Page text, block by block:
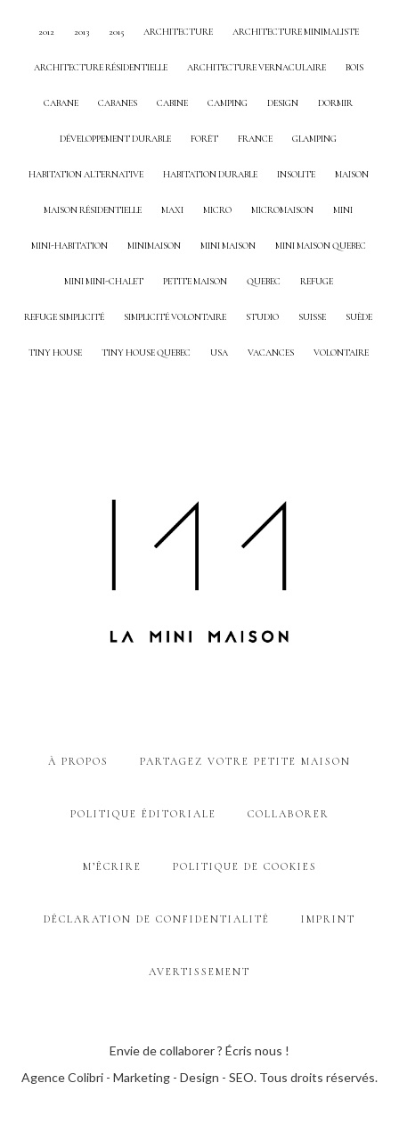
2012 2013 2015 ARCHITECTURE ARCHITECTURE MINIMALISTE
ARCHITECTURE RÉSIDENTIELLE ARCHITECTURE VERNACULAIRE BOIS
CABANE CABANES CABINE CAMPING DESIGN DORMIR
DÉVELOPPEMENT DURABLE FORÊT FRANCE GLAMPING
HABITATION ALTERNATIVE HABITATION DURABLE INSOLITE MAISON
MAISON RÉSIDENTIELLE MAXI MICRO MICROMAISON MINI
MINI-HABITATION MINIMAISON MINI MAISON MINI MAISON QUEBEC
MINI MINI-CHALET PETITE MAISON QUEBEC REFUGE
REFUGE SIMPLICITÉ SIMPLICITÉ VOLONTAIRE STUDIO SUISSE SUÈDE
TINY HOUSE TINY HOUSE QUEBEC USA VACANCES VOLONTAIRE
À PROPOS PARTAGEZ VOTRE PETITE MAISON
POLITIQUE ÉDITORIALE COLLABORER
M’ÉCRIRE POLITIQUE DE COOKIES
DÉCLARATION DE CONFIDENTIALITÉ IMPRINT
AVERTISSEMENT
Envie de collaborer ? Écris nous !
Agence Colibri - Marketing - Design - SEO. Tous droits réservés.